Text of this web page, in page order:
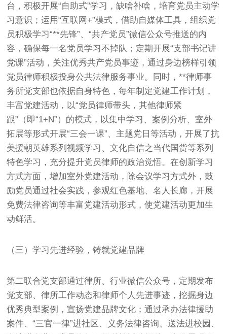
台，积极开展“自助式”学习，缺啥补啥，培育党员主动学
习意识；运用“互联网+”模式，借助自媒体工具，组织党
员积极学习“**先锋”、“共产党员”微信公众号推送的内
容，确保每一名党员学习不掉队；定期开展“支部书记讲
党课”活动，关注优秀共产党员事迹，通过身边榜样引领
党员律师积极投身公共法律服务事业。同时，**律师事
务所党支部也依据自身特色，每年制定党建工作计划，
丰富党建活动，以“党员律师带头，其他律师紧
跟”（即“1+N”）的模式，以集中学习、案例分析、室外
拓展等形式开展“三会一课”、主题党日等活动，开展了抗
美援朝英雄系列视频学习、文化自信之当代国货等系列
特色学习，充分提升党员律师的政治觉悟。在创新学习
方式方面，增加室外党建活动，除会议学习方式外，鼓
励党员通过社会实践，参观红色基地、名人长廊，开展
免费法律咨询等丰富党建活动形式，使党建活动更加生
动鲜活。
（三）学习先进经验，铸就党建品牌
第二联合党支部通过律所、行业微信公众号，定期发布
党支部、律所工作动态和律师个人先进事迹，挖掘身边
优秀典型案例，宣扬党建品牌文化；通过承办法律援助
案件、“三官一律”进社区、义务法律咨询、送法进校园、